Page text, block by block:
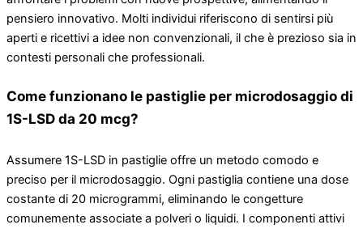
pensiero innovativo. Molti individui riferiscono di sentirsi più
aperti e ricettivi a idee non convenzionali, il che è prezioso sia in
contesti personali che professionali.
Come funzionano le pastiglie per microdosaggio di
1S-LSD da 20 mcg?
Assumere 1S-LSD in pastiglie offre un metodo comodo e
preciso per il microdosaggio. Ogni pastiglia contiene una dose
costante di 20 microgrammi, eliminando le congetture
comunemente associate a polveri o liquidi. I componenti attivi